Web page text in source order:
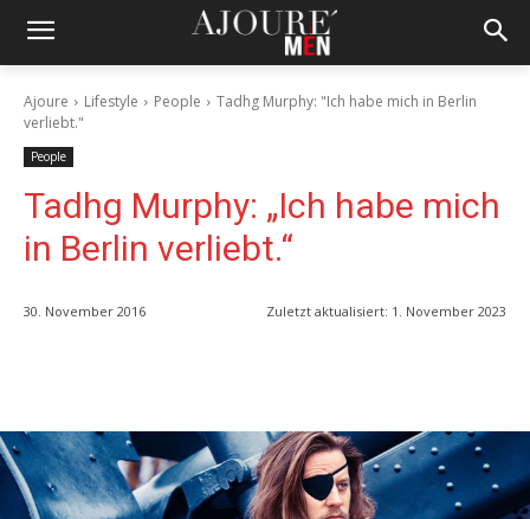
Ajoure Lifestyle People
Tadhg Murphy: "Ich habe mich in Berlin
verliebt."
People
Tadhg Murphy: „Ich habe mich
in Berlin verliebt.“
30. November 2016 Zuletzt aktualisiert: 1. November 2023